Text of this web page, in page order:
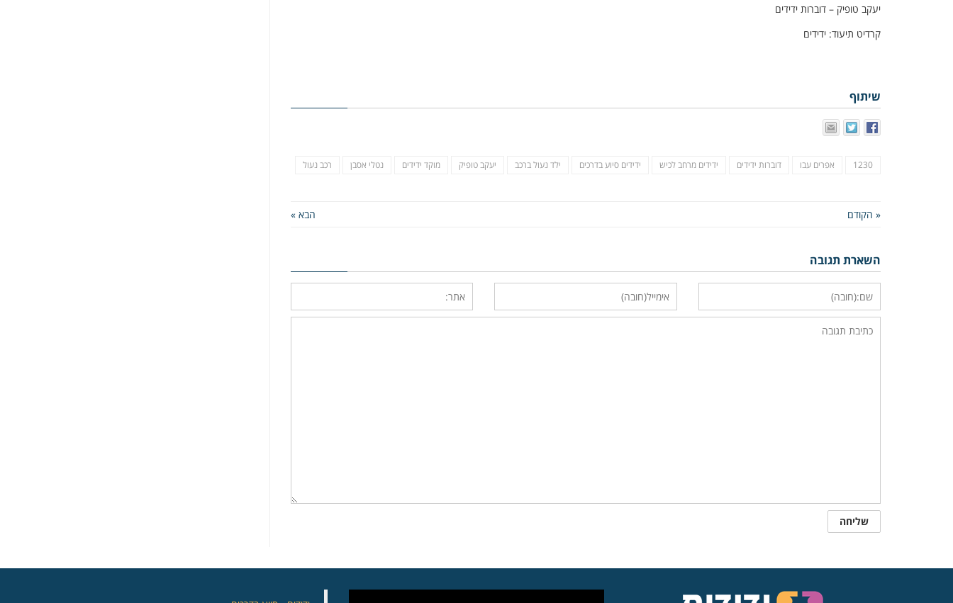
יעקב טופיק – דוברות ידידים
קרדיט תיעוד: ידידים
שיתוף
1230 אפרים עבו דוברות ידידים ידידים מרחב לכיש ידידים סיוע בדרכים ילד נעול ברכב יעקב טופיק מוקד ידידים נטלי אסבן רכב נעול
« הקודם הבא »
השארת תגובה